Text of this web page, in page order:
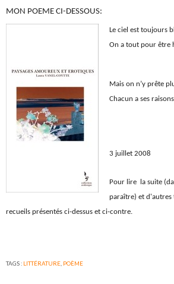
MON POEME CI-DESSOUS:
Le ciel est toujours
On a tout pour être
Mais on n’y prête
Chacun a ses raisons
3 juillet 2008
Pour lire la suite
paraître) et d'autres
recueils présentés ci-dessus et ci-contre.
TAGS : LITTÉRATURE, POÈME